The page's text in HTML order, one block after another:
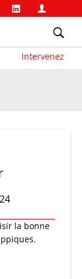
Intervenez
la bonne